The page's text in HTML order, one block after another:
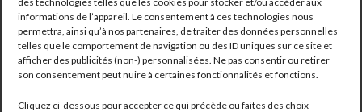
informations de l’appareil. Le consentement à ces technologies nous
permettra, ainsi qu’à nos partenaires, de traiter des données personnelles
telles que le comportement de navigation ou des ID uniques sur ce site et
afficher des publicités (non-) personnalisées. Ne pas consentir ou retirer
son consentement peut nuire à certaines fonctionnalités et fonctions.
Cliquez ci-dessous pour accepter ce qui précède ou faites des choix